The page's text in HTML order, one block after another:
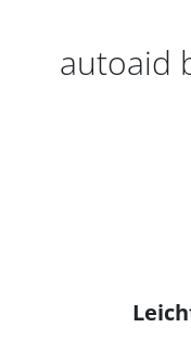
autoaid